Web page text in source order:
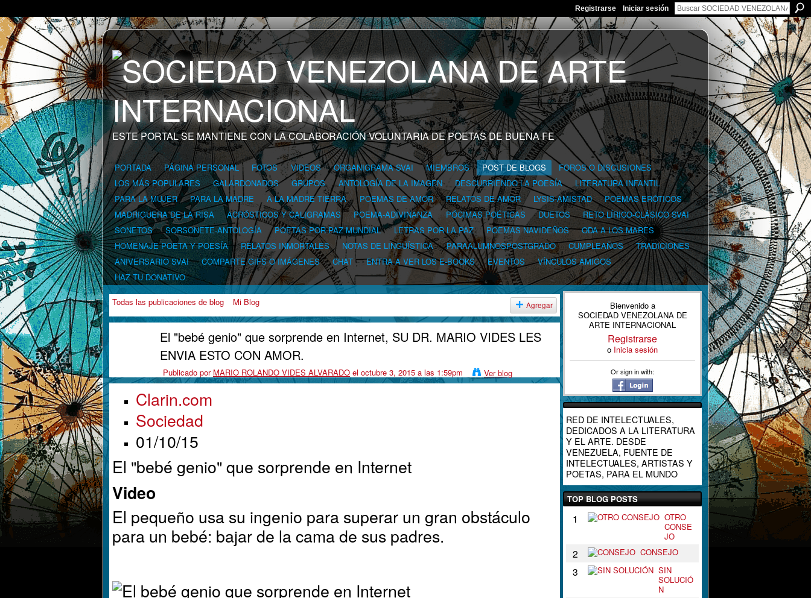
Registrarse Iniciar sesión
ESTE PORTAL SE MANTIENE CON LA COLABORACIÓN VOLUNTARIA DE POETAS DE BUENA FE
PORTADA PÁGINA PERSONAL FOTOS VIDEOS ORGANIGRAMA SVAI MIEMBROS POST DE BLOGS
FOROS O DISCUSIONES
LOS MÁS POPULARES
GALARDONADOS GRUPOS ANTOLOGÍA DE LA IMAGEN DESCUBRIENDO LA POESÍA
LITERATURA INFANTIL
PARA LA MUJER
PARA LA MADRE A LA MADRE TIERRA POEMAS DE AMOR RELATOS DE AMOR LYSIS-AMISTAD
POEMAS ERÓTICOS
MADRIGUERA DE LA RISA
ACRÓSTICOS Y CALIGRAMAS POEMA-ADIVINANZA PÓCIMAS POÉTICAS DUETOS
RETO LÍRICO-CLÁSICO SVAI
SONETOS
SORSONETE-ANTOLOGÍA POETAS POR PAZ MUNDIAL LETRAS POR LA PAZ POEMAS NAVIDEÑOS
ODA A LOS MARES
HOMENAJE POETA Y POESÍA
RELATOS INMORTALES NOTAS DE LINGÜÍSTICA PARAALUMNOSPOSTGRADO CUMPLEAÑOS
TRADICIONES
ANIVERSARIO SVAI
COMPARTE GIFS O IMÁGENES CHAT ENTRA A VER LOS E-BOOKS EVENTOS
VÍNCULOS AMIGOS
HAZ TU DONATIVO
Todas las publicaciones de blog Mi Blog Agregar
El "bebé genio" que sorprende en Internet, SU DR. MARIO VIDES LES
ENVIA ESTO CON AMOR.
Publicado por MARIO ROLANDO VIDES ALVARADO el octubre 3, 2015 a las 1:59pm Ver blog
Clarin.com
Sociedad
01/10/15
El "bebé genio" que sorprende en Internet
Video
El pequeño usa su ingenio para superar un gran obstáculo
para un bebé: bajar de la cama de sus padres.
Bienvenido a
SOCIEDAD VENEZOLANA DE
ARTE INTERNACIONAL
Registrarse
o Inicia sesión
Or sign in with:
RED DE INTELECTUALES,
DEDICADOS A LA LITERATURA
Y EL ARTE. DESDE
VENEZUELA, FUENTE DE
INTELECTUALES, ARTISTAS Y
POETAS, PARA EL MUNDO
TOP BLOG POSTS
1
OTRO
CONSE
JO
2 CONSEJO
3
SIN
SOLUCIÓ
N